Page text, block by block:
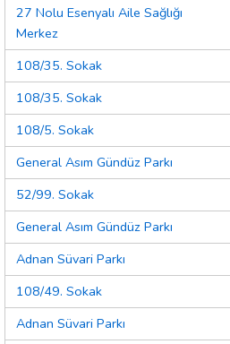
27 Nolu Esenyalı Aile Sağlığı
Merkez
108/35. Sokak
108/35. Sokak
108/5. Sokak
General Asım Gündüz Parkı
52/99. Sokak
General Asım Gündüz Parkı
Adnan Süvari Parkı
108/49. Sokak
Adnan Süvari Parkı